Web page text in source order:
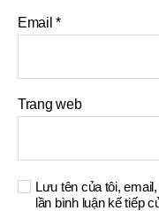
Email*
Trang web
Lưu tên của tôi,
lần bình luận kế tiếp